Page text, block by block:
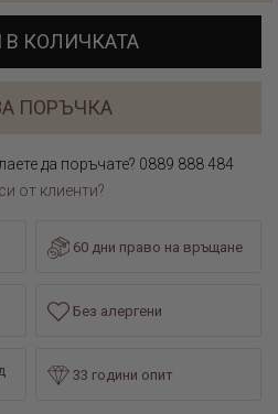
В КОЛИЧКАТА
ПОРЪЧКА
да поръчате? 0889 888 484
от клиенти?
60 дни право на връщане
Без алергени
33 години опит